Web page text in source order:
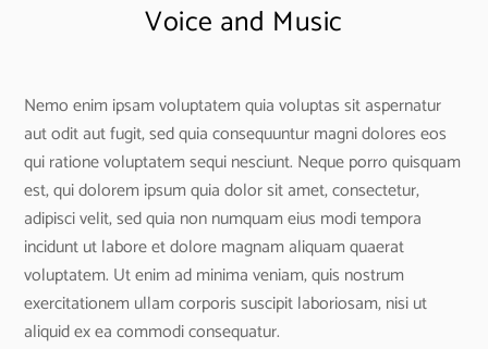
Voice and Music
Nemo enim ipsam voluptatem quia voluptas sit aspernatur
aut odit aut fugit, sed quia consequuntur magni dolores eos
qui ratione voluptatem sequi nesciunt. Neque porro quisquam
est, qui dolorem ipsum quia dolor sit amet, consectetur,
adipisci velit, sed quia non numquam eius modi tempora
incidunt ut labore et dolore magnam aliquam quaerat
voluptatem. Ut enim ad minima veniam, quis nostrum
exercitationem ullam corporis suscipit laboriosam, nisi ut
aliquid ex ea commodi consequatur.